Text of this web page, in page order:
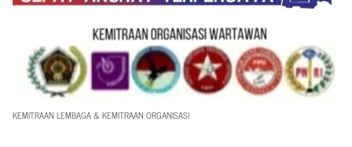
KEMITRAAN LEMBAGA & KEMITRAAN ORGANISASI